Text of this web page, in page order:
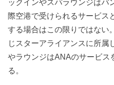
ックインやスパラウンジはバ
際空港で受けられるサービス
する場合はこの限りではない
じスターアライアンスに所属
やラウンジはANAのサービス
る。